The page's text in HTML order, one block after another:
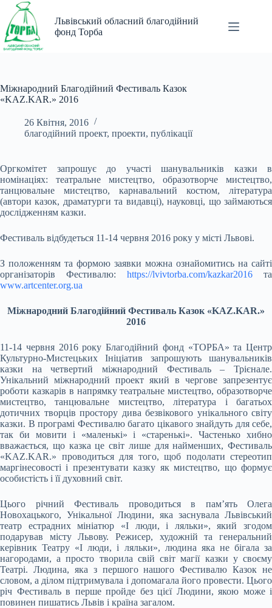
Перейти
вмісту
Львівський обласний благодійний
фонд Торба
Міжнародний Благодійний Фестиваль Казок
«KAZ.KAR.» 2016
26 Квітня, 2016
благодійний проект, проекти, публікації
Оргкомітет запрошує до участі шанувальників казки в
номінаціях: театральне мистецтво, образотворче мистецтво,
танцювальне мистецтво, карнавальний костюм, література
(автори казок, драматурги та видавці), науковці, що займаються
дослідженням казки.
Фестиваль відбудеться 11-14 червня 2016 року у місті Львові.
З положенням та формою заявки можна ознайомитись на сайті
організаторів Фестивалю: https://lvivtorba.com/kazkar2016 та
www.artcenter.org.ua
Міжнародний Благодійний Фестиваль Казок «KAZ.KAR.»
2016
11-14 червня 2016 року Благодійний фонд «ТОРБА» та Центр
Культурно-Мистецьких Ініціатив запрошують шанувальників
казки на четвертий міжнародний Фестиваль – Трієнале.
Унікальний міжнародний проект який в чергове запрезентує
роботи казкарів в напрямку театральне мистецтво, образотворче
мистецтво, танцювальне мистецтво, література і багатьох
дотичних творців простору дива безвікового унікального світу
казки. В програмі Фестивалю багато цікавого знайдуть для себе,
так би мовити і «маленькі» і «старенькі». Частенько хибно
вважається, що казка це світ лише для найменших, Фестиваль
«KAZ.KAR.» проводиться для того, щоб подолати стереотип
маргінесовості і презентувати казку як мистецтво, що формує
особистість і її духовний світ.
Цього річний Фестиваль проводиться в пам’ять Олега
Новохацького, Унікальної Людини, яка заснувала Львівський
театр естрадних мініатюр «І люди, і ляльки», який згодом
подарував місту Львову. Режисер, художній та генеральний
керівник Театру «І люди, і ляльки», людина яка не бігала за
нагородами, а просто творила свій світ магії казки у своєму
Театрі. Людина, яка з першого нашого Фестивалю Казок не
словом, а ділом підтримувала і допомагала його провести. Цього
річ Фестиваль в перше пройде без цієї Людини, якою може і
повинен пишатись Львів і країна загалом.